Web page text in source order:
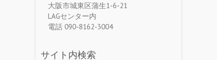
大阪市城東区蒲生1-6-21
LAGセンター内
電話 090-8162-3004
サイト内検索